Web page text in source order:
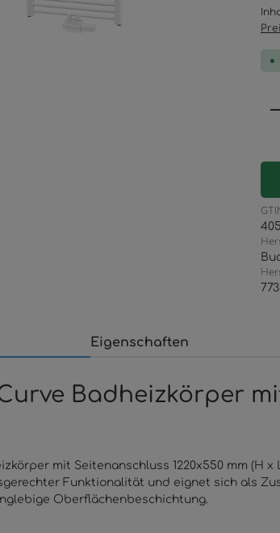
Eigenschaften
Badheizkörper
mit Seitenanschluss 1220x550 mm
Funktionalität und eignet sich als
Oberflächenbeschichtung.